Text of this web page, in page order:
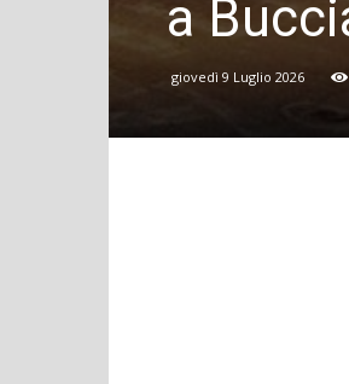
a
giovedì 9 Luglio 2026